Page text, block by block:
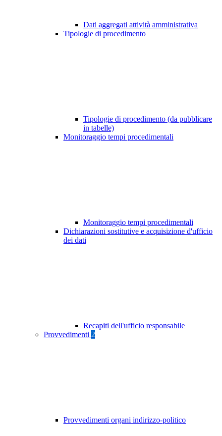
Dati aggregati attività amministrativa
Tipologie di procedimento
Tipologie di procedimento (da pubblicare
in tabelle)
Monitoraggio tempi procedimentali
Monitoraggio tempi procedimentali
Dichiarazioni sostitutive e acquisizione d'ufficio
dei dati
Recapiti dell'ufficio responsabile
Provvedimenti 2
Provvedimenti organi indirizzo-politico